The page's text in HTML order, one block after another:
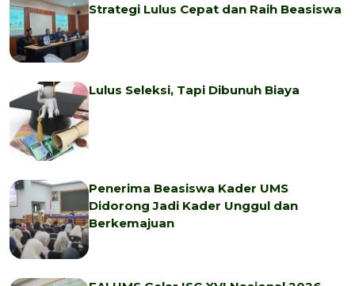
Strategi Lulus Cepat dan Raih Beasiswa
Lulus Seleksi, Tapi Dibunuh Biaya
Penerima Beasiswa Kader UMS
Didorong Jadi Kader Unggul dan
Berkemajuan